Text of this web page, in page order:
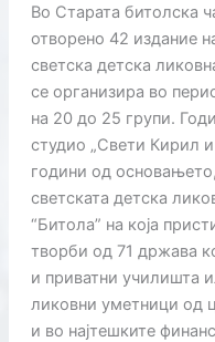
Во Старата битолска
отворено 42 издание
светска детска
се организира во
на 20 до 25 групи.
студио „Свети Кирил
години од
светската детска
“Битола” на која
творби од 71 држава
и приватни училишта
ликовни уметници од
и во најтешките